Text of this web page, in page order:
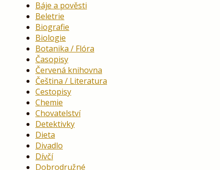
Báje a pověsti
Beletrie
Biografie
Biologie
Botanika / Flóra
Časopisy
Červená knihovna
Čeština / Literatura
Cestopisy
Chemie
Chovatelství
Detektivky
Dieta
Divadlo
Dívčí
Dobrodružné